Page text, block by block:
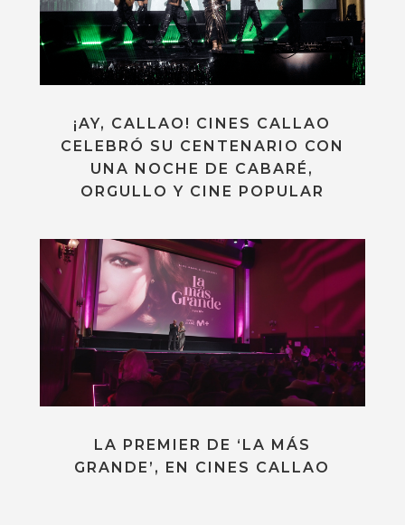
¡AY, CALLAO! CINES CALLAO
CELEBRÓ SU CENTENARIO CON
UNA NOCHE DE CABARÉ,
ORGULLO Y CINE POPULAR
LA PREMIER DE ‘LA MÁS
GRANDE’, EN CINES CALLAO